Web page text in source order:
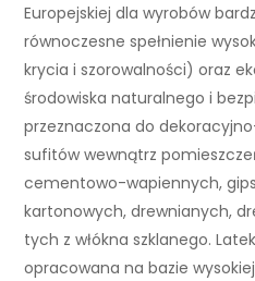
Europejskiej dla wyrobów
równoczesne spełnienie
krycia i szorowalności) oraz
środowiska naturalnego i
przeznaczona do
sufitów wewnątrz
cementowo-wapiennych,
kartonowych, drewnianych,
tych z włókna szklanego.
opracowana na bazie